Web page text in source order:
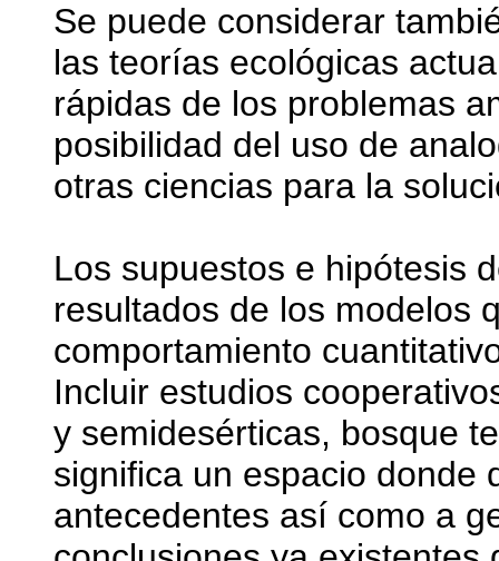
Se puede considerar
las teorías ecológicas
rápidas de los problemas
posibilidad del uso de
otras ciencias para la
Los supuestos e hipótesis
resultados de los modelos
comportamiento
Incluir estudios
y semidesérticas, bosque
significa un espacio donde
antecedentes así como a